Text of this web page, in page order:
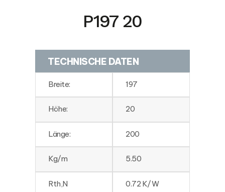
P197 20
TECHNISCHE DATEN
Breite: 197
Höhe: 20
Länge: 200
Kg/m 5.50
Rth,N 0.72 K/W